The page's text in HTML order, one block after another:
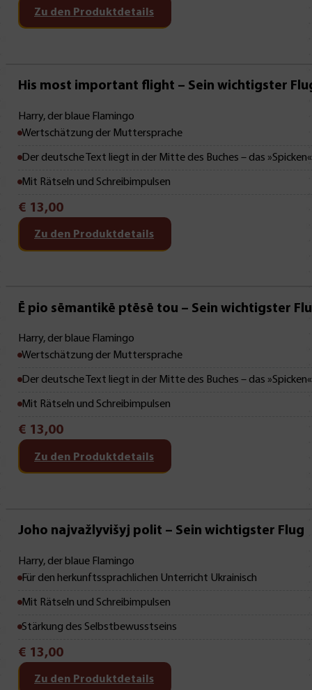
Zu den Produktdetails
Mit Leseprobe!
His most important flight – Sein wichtigster
Harry, der blaue Flamingo
Wertschätzung der Muttersprache
Der deutsche Text liegt in der Mitte des Buches – das
Mit Rätseln und Schreibimpulsen
€ 13,00
Zu den Produktdetails
Mit Leseprobe!
Ē pio sēmantikē ptēsē tou – Sein wichtigster
Harry, der blaue Flamingo
Wertschätzung der Muttersprache
Der deutsche Text liegt in der Mitte des Buches – das
Mit Rätseln und Schreibimpulsen
€ 13,00
Zu den Produktdetails
Mit Leseprobe!
Joho najvažlyvišyj polit – Sein wichtigster Flug
Harry, der blaue Flamingo
Für den herkunftssprachlichen Unterricht Ukrainisch
Mit Rätseln und Schreibimpulsen
Stärkung des Selbstbewusstseins
€ 13,00
Zu den Produktdetails